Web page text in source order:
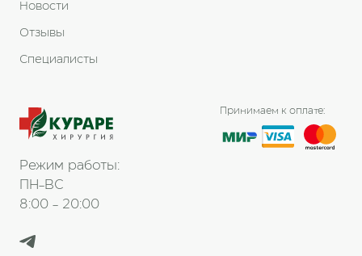
Режим работы:
ПН-ВС
8:00 - 20:00
Принимаем к оплате:
Новости
Отзывы
Специалисты